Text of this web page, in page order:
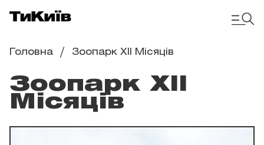
Головна Зоопарк ХІІ Місяців
Зоопарк ХІІ
Місяців